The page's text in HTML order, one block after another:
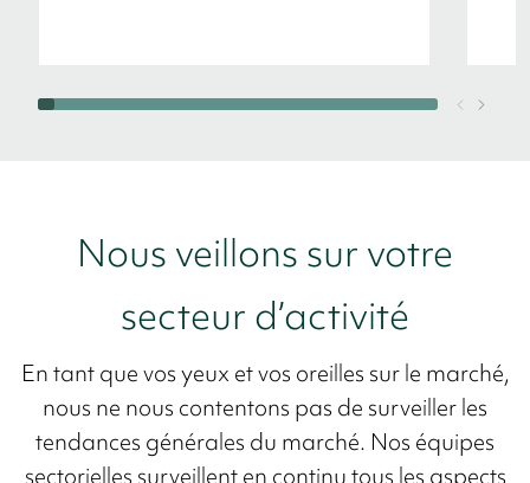
Nous veillons sur votre
secteur d’activité
En tant que vos yeux et vos oreilles sur le marché,
nous ne nous contentons pas de surveiller les
tendances générales du marché. Nos équipes
sectorielles surveillent en continu tous les aspects